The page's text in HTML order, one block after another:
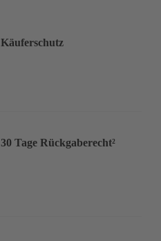
Käuferschutz
30 Tage Rückgaberecht²